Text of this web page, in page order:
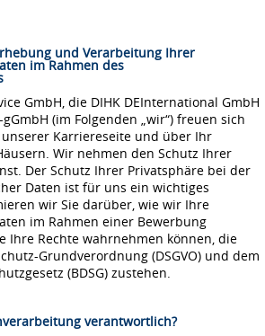
und Verarbeitung Ihrer
im Rahmen des
GmbH, die DIHK DEInternational GmbH
(im Folgenden „wir“) freuen sich
Karriereseite und über Ihr
Wir nehmen den Schutz Ihrer
Der Schutz Ihrer Privatsphäre bei der
Daten ist für uns ein wichtiges
wir Sie darüber, wie wir Ihre
im Rahmen einer Bewerbung
Ihre Rechte wahrnehmen können, die
Grundverordnung (DSGVO) und dem
(BDSG) zustehen.
verantwortlich?